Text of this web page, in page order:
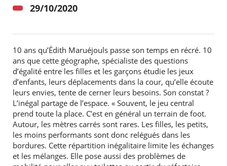
29/10/2020
10 ans qu’Édith Maruéjouls passe son temps en récré. 10
ans que cette géographe, spécialiste des questions
d’égalité entre les filles et les garçons étudie les jeux
d’enfants, leurs déplacements dans la cour, qu’elle écoute
leurs envies, tente de cerner leurs besoins. Son constat ?
L’inégal partage de l’espace. « Souvent, le jeu central
prend toute la place. C’est en général un terrain de foot.
Autour, les mètres carrés sont rares. Les filles, les petits,
les moins performants sont donc relégués dans les
bordures. Cette répartition inégalitaire limite les échanges
et les mélanges. Elle pose aussi des problèmes de